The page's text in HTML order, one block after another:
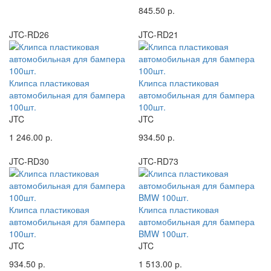
845.50 р.
JTC-RD26
Клипса пластиковая
автомобильная для бампера
100шт.
JTC
1 246.00 р.
JTC-RD21
Клипса пластиковая
автомобильная для бампера
100шт.
JTC
934.50 р.
JTC-RD30
Клипса пластиковая
автомобильная для бампера
100шт.
JTC
934.50 р.
JTC-RD73
Клипса пластиковая
автомобильная для бампера
BMW 100шт.
JTC
1 513.00 р.